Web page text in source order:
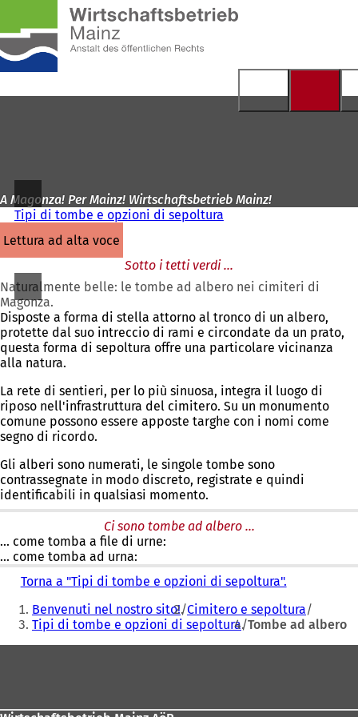
Vai al contenuto
iniziale
A Magonza! Per Mainz! Wirtschaftsbetrieb Mainz!
Tipi di tombe e opzioni di sepoltura
lettura ad alta voce
Sotto i tetti verdi ...
Naturalmente belle: le tombe ad albero nei cimiteri di
Magonza.
Disposte a forma di stella attorno al tronco di un albero,
protette dal suo intreccio di rami e circondate da un prato,
questa forma di sepoltura offre una particolare vicinanza
alla natura.
La rete di sentieri, per lo più sinuosa, integra il luogo di
riposo nell'infrastruttura del cimitero. Su un monumento
comune possono essere apposte targhe con i nomi come
segno di ricordo.
Gli alberi sono numerati, le singole tombe sono
contrassegnate in modo discreto, registrate e quindi
identificabili in qualsiasi momento.
Ci sono tombe ad albero ...
... come tomba a file di urne:
... come tomba ad urna:
Torna a "Tipi di tombe e opzioni di sepoltura".
Siete
qui:
Benvenuti nel nostro sito! Cimitero e sepoltura
Tipi di tombe e opzioni di sepoltura Tombe ad albero